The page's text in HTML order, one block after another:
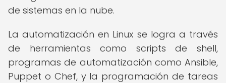
de sistemas en la nube.
La automatización en Linux se logra a través
de herramientas como scripts de shell,
programas de automatización como Ansible,
Puppet o Chef, y la programación de tareas